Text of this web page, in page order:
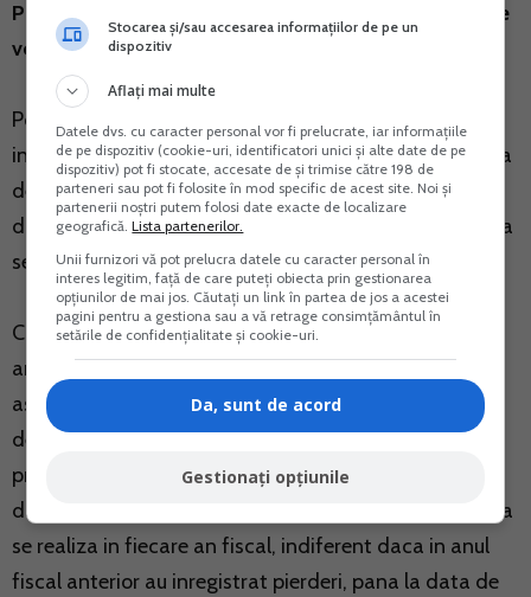
PFA va depune Declaratia unica privind impozitul pe
venit.
Potrivit art. 120 din Codul Fiscal, contribuabilii, care
incep o activitate in cursul anului fiscal sunt obligati sa
depuna declaratia unica in termen de 30 de zile de la
data producerii evenimentului pentru venitul estimat a
se realiza.
Contribuabilii, care desfasoara activitate, in cursul
anului fiscal, in mod individual sau intr-o forma de
asociere fara personalitate juridica, sunt obligati sa
depuna la organul fiscal competent declaratia unica
privind impozitul pe venit si contributiile sociale
datorate de persoanele fizice, pentru venitul estimat a
se realiza in fiecare an fiscal, indiferent daca in anul
fiscal anterior au inregistrat pierderi, pana la data de
Stocarea și/sau accesarea informațiilor de pe un
dispozitiv
Aflați mai multe
Datele dvs. cu caracter personal vor fi prelucrate, iar informațiile
de pe dispozitiv (cookie-uri, identificatori unici și alte date de pe
dispozitiv) pot fi stocate, accesate de și trimise către 198 de
parteneri sau pot fi folosite în mod specific de acest site. Noi și
partenerii noștri putem folosi date exacte de localizare
geografică.Lista partenerilor.
Unii furnizori vă pot prelucra datele cu caracter personal în
interes legitim, față de care puteți obiecta prin gestionarea
opțiunilor de mai jos. Căutați un link în partea de jos a acestei
pagini pentru a gestiona sau a vă retrage consimțământul în
setările de confidențialitate și cookie-uri.
Da, sunt de acord
Gestionați opțiunile